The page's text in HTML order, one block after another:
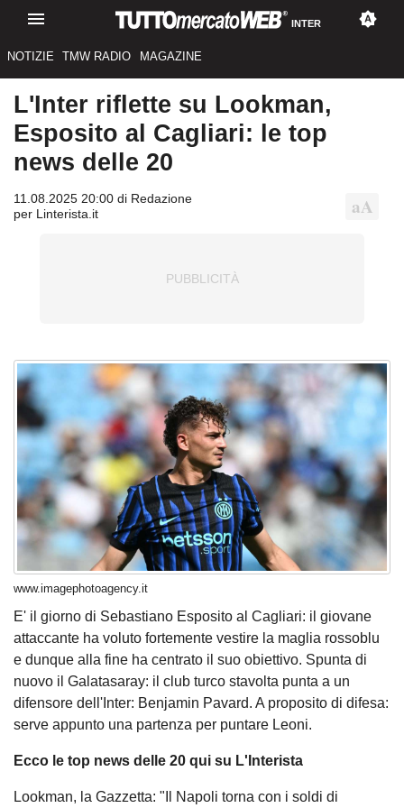
INTER
NOTIZIE TMW RADIO MAGAZINE
L'Inter riflette su Lookman,
Esposito al Cagliari: le top
news delle 20
11.08.2025 20:00 di Redazione
per Linterista.it
www.imagephotoagency.it
E' il giorno di Sebastiano Esposito al Cagliari: il giovane
attaccante ha voluto fortemente vestire la maglia rossoblu
e dunque alla fine ha centrato il suo obiettivo. Spunta di
nuovo il Galatasaray: il club turco stavolta punta a un
difensore dell'Inter: Benjamin Pavard. A proposito di difesa:
serve appunto una partenza per puntare Leoni.
Ecco le top news delle 20 qui su L'Interista
Lookman, la Gazzetta: "Il Napoli torna con i soldi di